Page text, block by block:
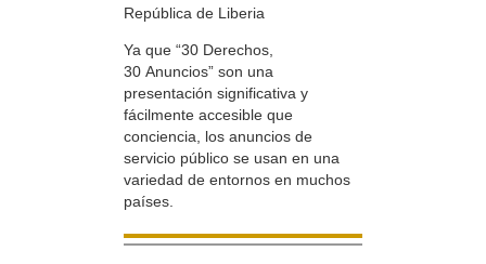
República de Liberia
Ya que “30 Derechos,
30 Anuncios” son una
presentación significativa y
fácilmente accesible que
conciencia, los anuncios de
servicio público se usan en una
variedad de entornos en muchos
países.